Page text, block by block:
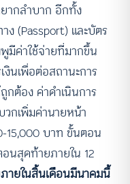
ยากลำบาก อีกทั้ง
(Passport) และบัตร
มีค่าใช้จ่ายที่มากขึ้น
นเพื่อต่อสถานะการ
กต้อง ค่าดำเนินการ
กเพิ่มค่านายหน้า
15,000 บาท ขั้นตอน
นสุดท้ายภายใน 12
ภายในสิ้นเดือนมีนาคมนี้